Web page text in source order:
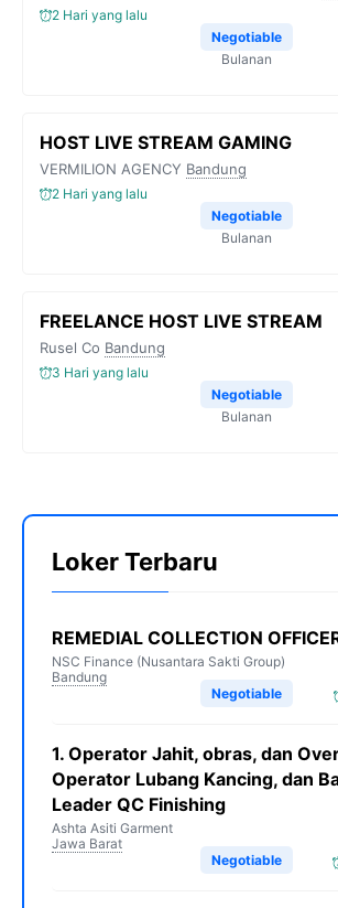
2 Hari yang lalu
Negotiable
Bulanan
HOST LIVE STREAM GAMING
VERMILION AGENCY Bandung
2 Hari yang lalu
Negotiable
Bulanan
FREELANCE HOST LIVE STREAM
Rusel Co Bandung
3 Hari yang lalu
Negotiable
Bulanan
Loker Terbaru
REMEDIAL COLLECTION
NSC Finance (Nusantara Sakti Group)
Bandung
Negotiable
1. Operator Jahit, obras, dan
Operator Lubang Kancing, dan
Leader QC Finishing
Ashta Asiti Garment
Jawa Barat
Negotiable